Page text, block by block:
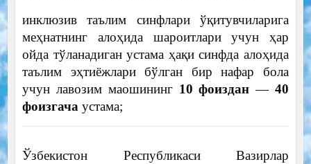
инклюзив таълим синфлари ўқитувчиларига
меҳнатнинг алоҳида шароитлари учун ҳар
ойда тўланадиган устама ҳақи синфда алоҳида
таълим эҳтиёжлари бўлган бир нафар бола
учун лавозим маошининг 10 фоиздан —40
фоизгача устама;
Ўзбекистон Республикаси Вазирлар